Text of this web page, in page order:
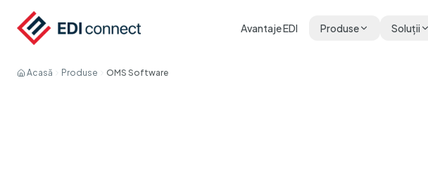
Avantaje EDI Produse Soluții
Acasă Produse OMS Software